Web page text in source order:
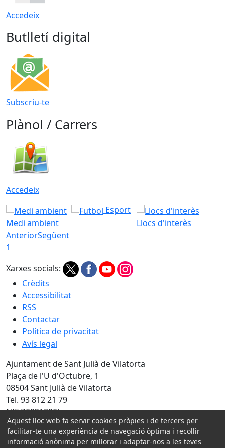
Accedeix
Butlletí digital
Subscriu-te
Plànol / Carrers
Accedeix
Medi ambient
Esport
Llocs d'interès
AnteriorSegüent
1
Xarxes socials:
Crèdits
Accessibilitat
RSS
Contactar
Política de privacitat
Avís legal
Ajuntament de Sant Julià de Vilatorta
Plaça de l'U d'Octubre, 1
08504 Sant Julià de Vilatorta
Tel. 93 812 21 79
NIF P0821800J
Amb la col·laboració de:
Aquest lloc web fa servir cookies pròpies i de tercers per
facilitar-te una experiència de navegació òptima i recollir
informació anònima per millorar i adaptar-nos a les teves